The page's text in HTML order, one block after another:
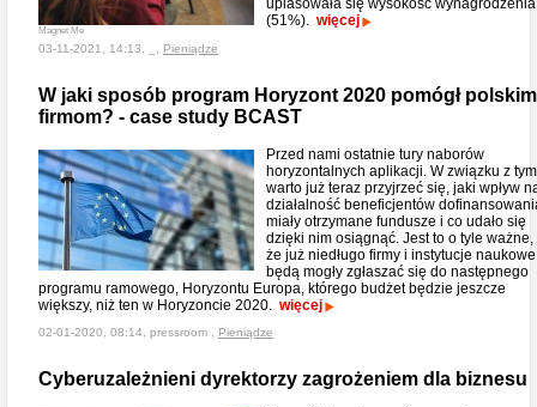
Magnet Me
uplasowała się wysokość wynagrodzenia
(51%). więcej
03-11-2021, 14:13, _, Pieniądze
W jaki sposób program Horyzont 2020 pomógł polskim
firmom? - case study BCAST
Przed nami ostatnie tury naborów
horyzontalnych aplikacji. W związku z tym
warto już teraz przyjrzeć się, jaki wpływ
działalność beneficjentów
miały otrzymane fundusze i co udało się
dzięki nim osiągnąć. Jest to o tyle ważne,
że już niedługo firmy i instytucje naukowe
będą mogły zgłaszać się do następnego
programu ramowego, Horyzontu Europa, którego budżet będzie jeszcze
większy, niż ten w Horyzoncie 2020. więcej
02-01-2020, 08:14, pressroom , Pieniądze
Cyberuzależnieni dyrektorzy zagrożeniem dla biznesu